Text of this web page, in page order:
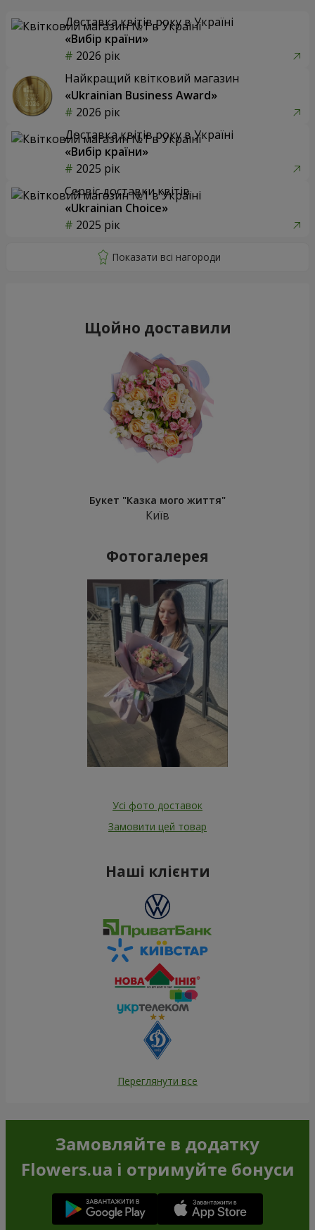
Доставка квітів року в Україні
«Вибір країни»
2026 рік
Найкращий квітковий магазин
«Ukrainian Business Award»
2026 рік
Доставка квітів року в Україні
«Вибір країни»
2025 рік
Сервіс доставки квітів
«Ukrainian Choice»
2025 рік
Щойно доставили
Букет "Казка мого життя"
Київ
Фотогалерея
Усі фото доставок
Замовити цей товар
Наші клієнти
Переглянути все
Замовляйте в додатку
Flowers.ua і отримуйте бонуси